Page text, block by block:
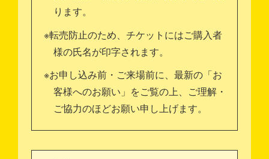
ります。
※転売防止のため、チケットにはご購入者
様の氏名が印字されます。
※お申し込み前・ご来場前に、最新の「お
客様へのお願い」をご覧の上、ご理解・
ご協力のほどお願い申し上げます。